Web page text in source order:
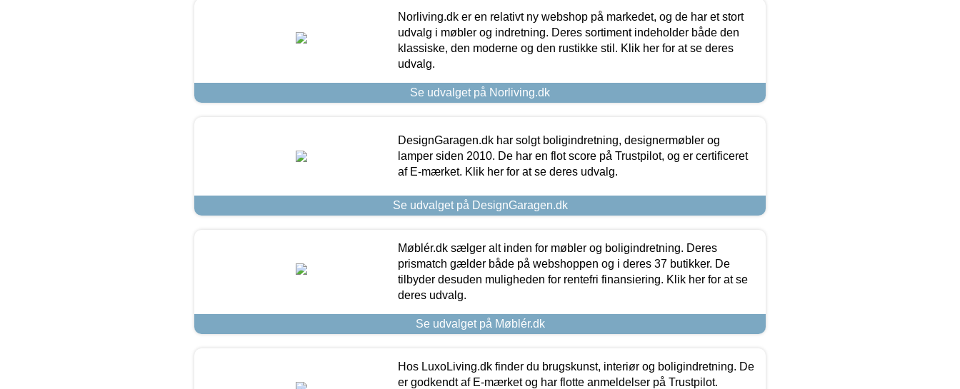
Norliving.dk er en relativt ny webshop på markedet, og de har et stort
udvalg i møbler og indretning. Deres sortiment indeholder både den
klassiske, den moderne og den rustikke stil. Klik her for at se deres
udvalg.
Se udvalget på Norliving.dk
DesignGaragen.dk har solgt boligindretning, designermøbler og
lamper siden 2010. De har en flot score på Trustpilot, og er certificeret
af E-mærket. Klik her for at se deres udvalg.
Se udvalget på DesignGaragen.dk
Møblér.dk sælger alt inden for møbler og boligindretning. Deres
prismatch gælder både på webshoppen og i deres 37 butikker. De
tilbyder desuden muligheden for rentefri finansiering. Klik her for at se
deres udvalg.
Se udvalget på Møblér.dk
Hos LuxoLiving.dk finder du brugskunst, interiør og boligindretning. De
er godkendt af E-mærket og har flotte anmeldelser på Trustpilot.